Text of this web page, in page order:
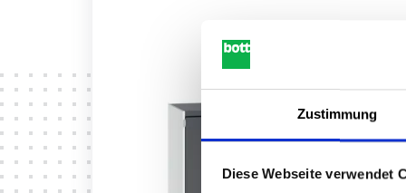
Zustimmung
Diese Webseite verwendet